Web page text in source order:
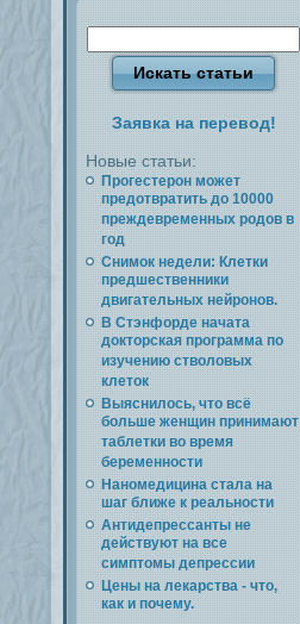
Заявка на перевод!
Новые статьи:
Прогестерон может
предотвратить до 10000
преждевременных родов в
год
Снимок недели: Клетки
предшественники
двигательных нейронов.
В Стэнфорде начата
докторская программа по
изучению стволовых
клеток
Выяснилось, что всё
больше женщин принимают
таблетки во время
беременности
Наномедицина стала на
шаг ближе к реальности
Антидепрессанты не
действуют на все
симптомы депрессии
Цены на лекарства - что,
как и почему.